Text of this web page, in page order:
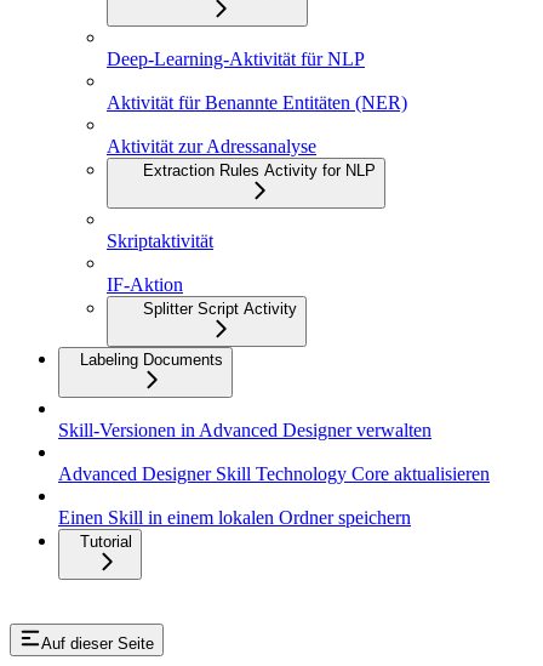
Deep-Learning-Aktivität für NLP
Aktivität für Benannte Entitäten (NER)
Aktivität zur Adressanalyse
Extraction Rules Activity for NLP
Skriptaktivität
IF-Aktion
Splitter Script Activity
Labeling Documents
Skill-Versionen in Advanced Designer verwalten
Advanced Designer Skill Technology Core aktualisieren
Einen Skill in einem lokalen Ordner speichern
Tutorial
Auf dieser Seite